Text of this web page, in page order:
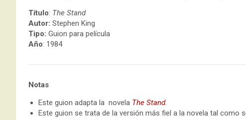
Título: The Stand
Autor: Stephen King
Tipo: Guion para película
Año: 1984
Notas
Este guion adapta la novela The Stand.
Este guion se trata de la versión más fiel a la novela tal como